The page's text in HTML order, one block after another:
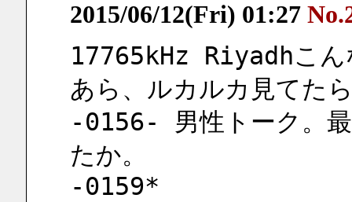
2015/06/12(Fri) 01:27
17765kHz Riyadhこ
あら、ルカルカ見てた
-0156- 男性トーク。
たか。
-0159*